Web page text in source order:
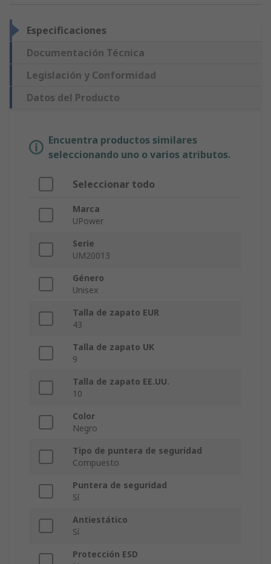
Especificaciones
Documentación Técnica
Legislación y Conformidad
Datos del Producto
Encuentra productos similares
seleccionando uno o varios atributos.
Seleccionar todo
Marca
UPower
Serie
UM20013
Género
Unisex
Talla de zapato EUR
43
Talla de zapato UK
9
Talla de zapato EE.UU.
10
Color
Negro
Tipo de puntera de seguridad
Compuesto
Puntera de seguridad
Sí
Antiestático
Sí
Protección ESD